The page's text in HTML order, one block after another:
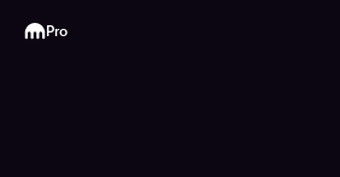
Kraken
Pro